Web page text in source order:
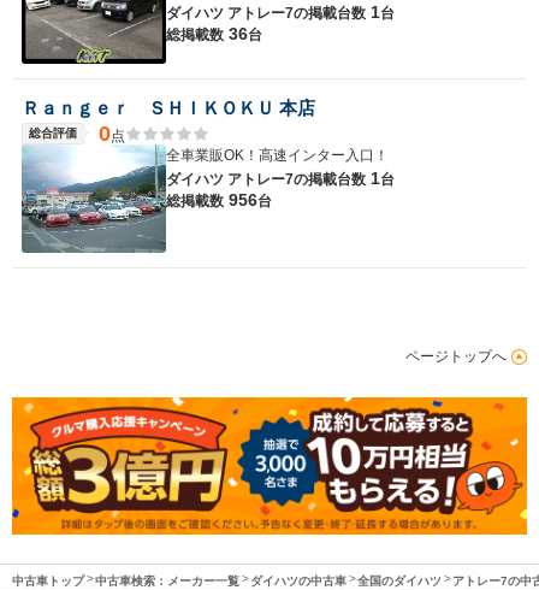
ダイハツ アトレー7の掲載台数 1台
総掲載数 36台
Ｒａｎｇｅｒ ＳＨＩＫＯＫＵ 本店
総合評価 0点
全車業販OK！高速インター入口！
ダイハツ アトレー7の掲載台数 1台
総掲載数 956台
ページトップへ
中古車トップ 中古車検索：メーカー一覧 ダイハツの中古車 全国のダイハツ アトレー7の中